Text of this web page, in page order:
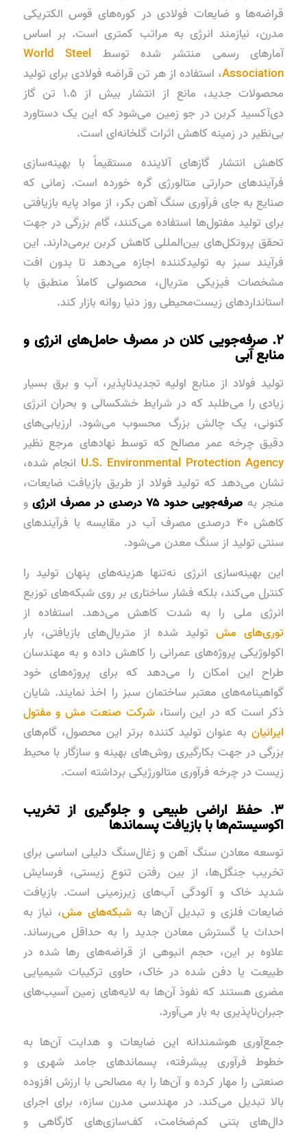
قراضه‌ها و ضایعات فولادی در کوره‌های قوس الکتریکی
مدرن، نیازمند انرژی به مراتب کمتری است. بر اساس
آمارهای رسمی منتشر شده توسط
World Steel
Association، استفاده از هر تن قراضه فولادی برای تولید
محصولات جدید، مانع از انتشار بیش از ۱.۵ تن گاز
دی‌آکسید کربن در جو زمین می‌شود که این یک دستاورد
بی‌نظیر در زمینهکاهش اثرات گلخانه‌ایاست.
کاهش انتشار گازهای آلاینده مستقیماً با بهینه‌سازی
فرآیندهای حرارتی متالورژی گره خورده است. زمانی که
صنایع به جای فرآوری سنگ آهن بکر، از مواد پایه بازیافتی
برای تولید مفتول‌ها استفاده می‌کنند، گام بزرگی در جهت
تحقق پروتکل‌های بین‌المللی کاهش کربن برمی‌دارند. این
فرآیند سبز به تولیدکننده‌ اجازه می‌دهد تا بدون افت
مشخصات فیزیکی متریال، محصولی کاملاً منطبق با
استانداردهای زیست‌محیطی روز دنیا روانه بازار کند.
۲. صرفه‌جویی کلان در مصرف حامل‌های انرژی و
منابع آبی
تولید فولاد از منابع اولیه تجدیدناپذیر، آب و برق بسیار
زیادی را می‌طلبد که در شرایط خشکسالی و بحران انرژی
کنونی، یک چالش بزرگ محسوب می‌شود. ارزیابی‌های
دقیق چرخه عمر مصالح که توسط نهادهای مرجع نظیر
U.S. Environmental Protection Agency انجام شده،
نشان می‌دهد که تولید فولاد از طریق بازیافت ضایعات،
منجر به صرفه‌جویی حدود ۷۵ درصدی در مصرف انرژی
و
کاهش ۴۰ درصدی مصرف آب در مقایسه با فرآیندهای
سنتی تولید از سنگ معدن می‌شود.
این بهینه‌سازی انرژی نه‌تنها هزینه‌های پنهان تولید را
کنترل می‌کند، بلکه فشار ساختاری بر روی شبکه‌های توزیع
انرژی ملی را به شدت کاهش می‌دهد. استفاده از
توری‌های مشتولید شده از متریال‌های بازیافتی، بار
اکولوژیکی پروژه‌های عمرانی را کاهش داده و به مهندسان
طراح این امکان را می‌دهد که برای پروژه‌های خود
گواهینامه‌های معتبر ساختمان سبز را اخذ نمایند. شایان
ذکر است که در این راستا،شرکت صنعت مش و مفتول
ایرانیانبه عنوان تولید کننده برتر این محصول، گام‌های
بزرگی در جهت بکارگیری روش‌های بهینه و سازگار با محیط
زیست در چرخه فرآوری متالورژیکی برداشته است.
۳. حفظ اراضی طبیعی و جلوگیری از تخریب
اکوسیستم‌ها با بازیافت پسماندها
توسعه معادن سنگ آهن و زغال‌سنگ دلیلی اساسی برای
تخریب جنگل‌ها، از بین رفتن تنوع زیستی، فرسایش
شدید خاک و آلودگی آب‌های زیرزمینی است. بازیافت
ضایعات فلزی و تبدیل آن‌ها بهشبکه‌های مش، نیاز به
احداث یا گسترش معادن جدید را به حداقل می‌رساند.
علاوه بر این، حجم انبوهی از قراضه‌های رها شده در
طبیعت یا دفن شده در خاک، حاوی ترکیبات شیمیایی
مضری هستند که نفوذ آن‌ها به لایه‌های زمین آسیب‌های
جبران‌ناپذیری به بار می‌آورد.
جمع‌آوری هوشمندانه این ضایعات و هدایت آن‌ها به
خطوط فرآوری پیشرفته، پسماندهای جامد شهری و
صنعتی را مهار کرده و آن‌ها را به مصالحی با ارزش افزوده
بالا تبدیل می‌کند. در مهندسی مدرن سازه، برای اجرای
دال‌های بتنی کم‌ضخامت، کف‌سازی‌های کارگاهی و